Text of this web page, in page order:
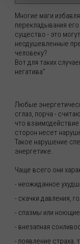
Многие маги
перекладывания
существо - это
неодушевленные
человеку?
Вот для таких
негатива"
Любые
сглаз, порча -
что
сторон несет
Такое нарушение
энергетике.
Чаще всего они
- неожиданное
- скачки давления,
- спазмы или
- внезапная
- появление страха,